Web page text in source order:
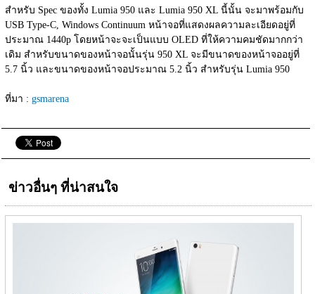
สำหรับ Spec ของทั้ง Lumia 950 และ Lumia 950 XL นี้นั้น จะมาพร้อมกับ
USB Type-C, Windows Continuum หน้าจอที่แสดงผลความละเอียดอยู่ที่
ประมาณ 1440p โดยหน้าจะจะเป็นแบบ OLED ที่ให้ความคมชัดมากกว่า
เดิม สำหรับขนาดของหน้าจอนั้นรุ่น 950 XL จะมีขนาดของหน้าจออยู่ที่
5.7 นิ้ว และขนาดของหน้าจอประมาณ 5.2 นิ้ว สำหรับรุ่น Lumia 950
ที่มา : gsmarena
ข่าวอื่นๆ ที่น่าสนใจ